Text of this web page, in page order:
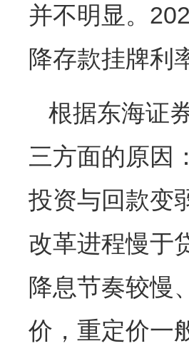
并不明显。
降存款挂牌利
根据东海证
三方面的原因
投资与回款变
改革进程慢于
降息节奏较慢
价，重定价一